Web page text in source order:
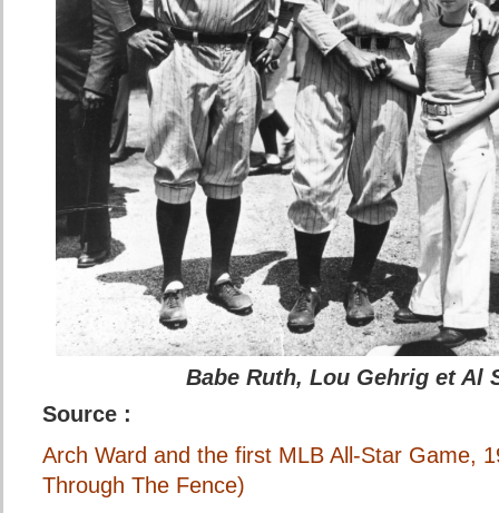
Babe Ruth, Lou Gehrig et Al
Source :
Arch Ward and the first MLB All-Star Game,
Through The Fence)